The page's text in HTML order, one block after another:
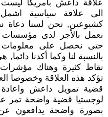
علاقة داعش بامريكا ليست
الى علاقة سياسية
كشيوعين, نحن لسنا دعاة
نعمل بالأجر لدى مؤسسات
حتى نحصل على معلومات
بالنسبة لنا وكما أكدنا
نقاط كثيرة وهناك
تؤكد هذه العلاقة وخصوصا
قضية تمويل داعش واعادة
لوجستيا قضية واضحة تمر
بصورة واضحة يدافعون